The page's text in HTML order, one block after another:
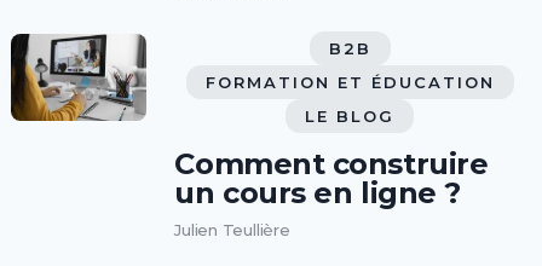
B2B
FORMATION ET ÉDUCATION
LE BLOG
Comment construire
un cours en ligne ?
Julien Teullière